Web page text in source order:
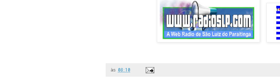
às 08:10